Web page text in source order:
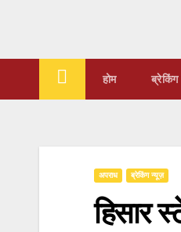
content
होम
अपराध ब्रेकिंग न्यूज़
हिसार